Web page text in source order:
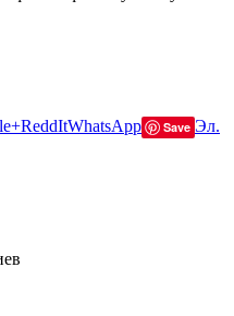
ReddItWhatsApp Save Эл.